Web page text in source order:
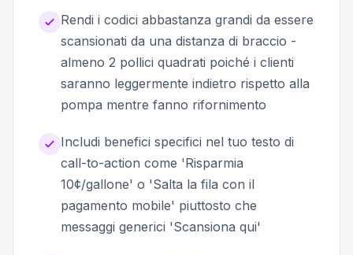
Rendi i codici abbastanza grandi da essere
scansionati da una distanza di braccio -
almeno 2 pollici quadrati poiché i clienti
saranno leggermente indietro rispetto alla
pompa mentre fanno rifornimento
Includi benefici specifici nel tuo testo di
call-to-action come 'Risparmia
10¢/gallone' o 'Salta la fila con il
pagamento mobile' piuttosto che
messaggi generici 'Scansiona qui'